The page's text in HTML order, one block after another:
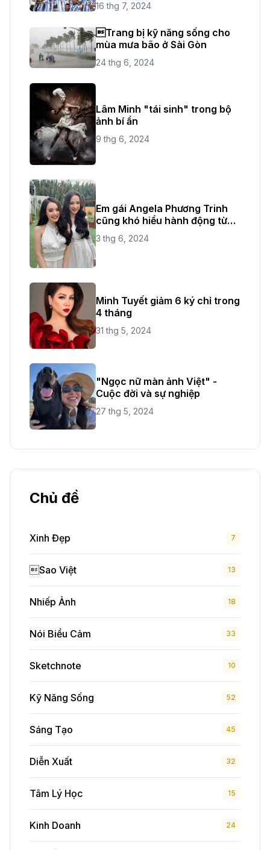
16 thg 7, 2024
Trang bị kỹ năng sống cho
mùa mưa bão ở Sài Gòn
24 thg 6, 2024
Lâm Minh "tái sinh" trong bộ
ảnh bí ẩn
9 thg 6, 2024
Em gái Angela Phương Trinh
cũng khó hiểu hành động từ
chị ruột
3 thg 6, 2024
Minh Tuyết giảm 6 ký chỉ trong
4 tháng
31 thg 5, 2024
"Ngọc nữ màn ảnh Việt" -
Cuộc đời và sự nghiệp
27 thg 5, 2024
Chủ đề
Xinh Đẹp 7
Sao Việt 13
Nhiếp Ảnh 18
Nói Biểu Cảm 33
Sketchnote 10
Kỹ Năng Sống 52
Sáng Tạo 45
Diễn Xuất 32
Tâm Lý Học 15
Kinh Doanh 24